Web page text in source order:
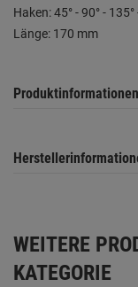
Haken: 45° - 90° - 135°
Länge: 170 mm
Produktinformationen
WEITERE
KATEGORIE